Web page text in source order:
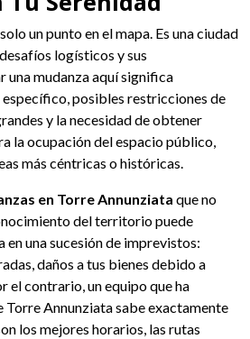
un punto en el mapa. Es una ciudad
logísticos y sus
mudanza aquí significa
posibles restricciones de
y la necesidad de obtener
la ocupación del espacio público,
más céntricas o históricas.
en Torre Annunziata que no
del territorio puede
una sucesión de imprevistos:
daños a tus bienes debido a
el contrario, un equipo que ha
Torre Annunziata sabe exactamente
los mejores horarios, las rutas